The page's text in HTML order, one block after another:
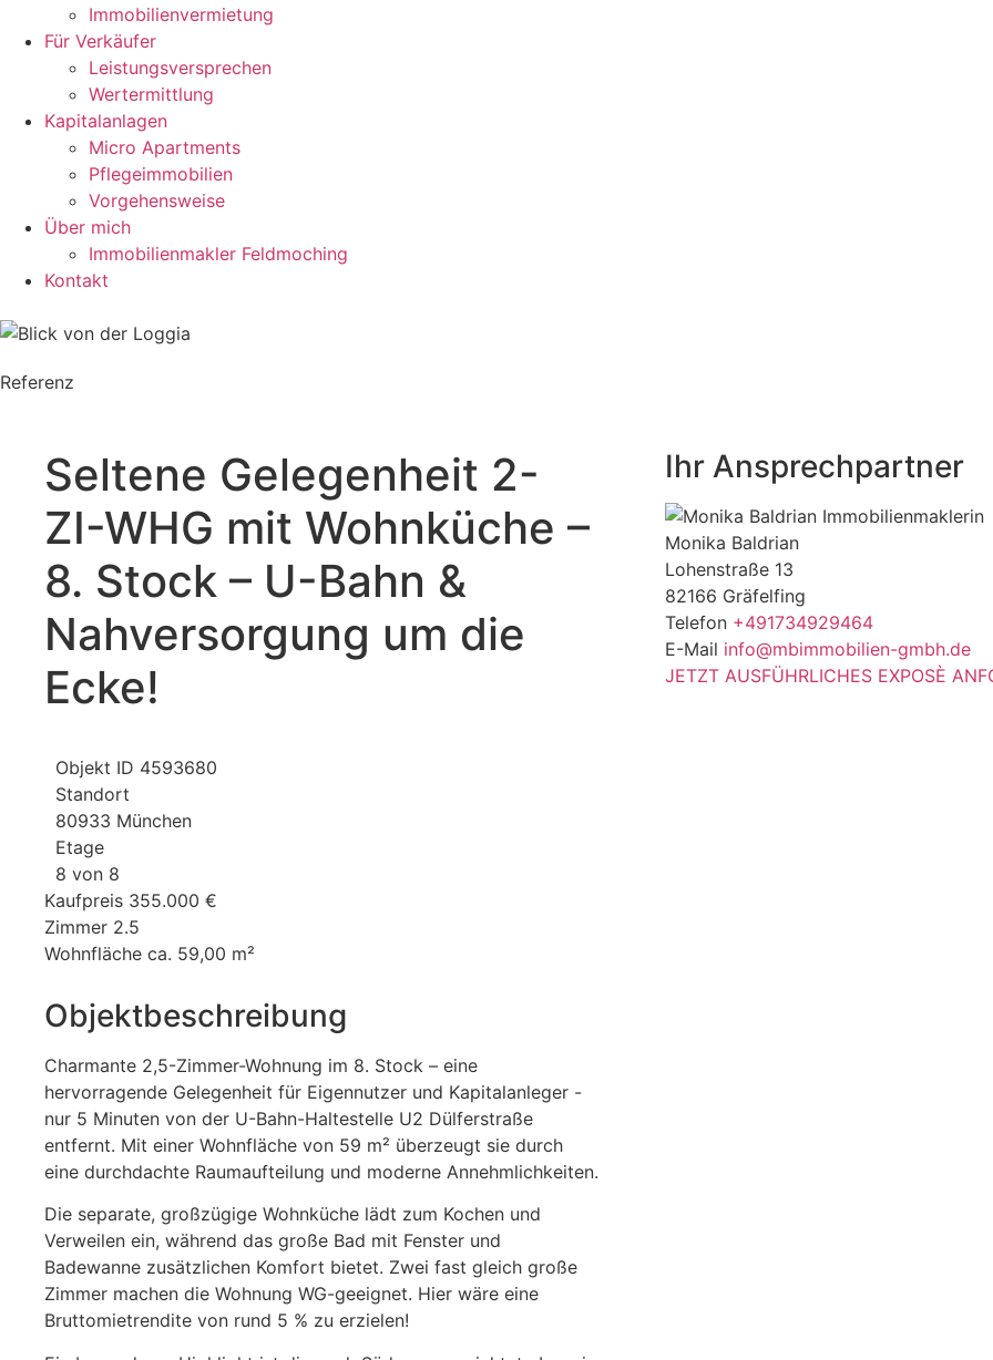
Immobilienvermietung
Für Verkäufer
Leistungsversprechen
Wertermittlung
Kapitalanlagen
Micro Apartments
Pflegeimmobilien
Vorgehensweise
Über mich
Immobilienmakler Feldmoching
Kontakt
Referenz
Seltene Gelegenheit 2-
ZI-WHG mit Wohnküche –
8. Stock – U-Bahn &
Nahversorgung um die
Ecke!
Objekt ID 4593680
Standort
80933 München
Etage
8 von 8
Kaufpreis 355.000 €
Zimmer 2.5
Wohnfläche ca. 59,00 m²
Objektbeschreibung
Charmante 2,5-Zimmer-Wohnung im 8. Stock – eine
hervorragende Gelegenheit für Eigennutzer und Kapitalanleger -
nur 5 Minuten von der U-Bahn-Haltestelle U2 Dülferstraße
entfernt. Mit einer Wohnfläche von 59 m² überzeugt sie durch
eine durchdachte Raumaufteilung und moderne Annehmlichkeiten.
Die separate, großzügige Wohnküche lädt zum Kochen und
Verweilen ein, während das große Bad mit Fenster und
Badewanne zusätzlichen Komfort bietet. Zwei fast gleich große
Zimmer machen die Wohnung WG-geeignet. Hier wäre eine
Bruttomietrendite von rund 5 % zu erzielen!
Ihr Ansprechpartner
Monika Baldrian
Lohenstraße 13
82166 Gräfelfing
Telefon +491734929464
E-Mail info@mbimmobilien-gmbh.de
JETZT AUSFÜHRLICHES EXPOSÈ